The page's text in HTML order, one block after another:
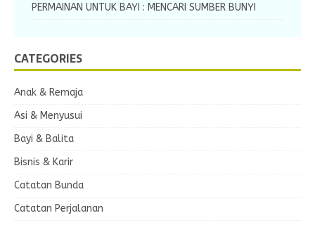
PERMAINAN UNTUK BAYI : MENCARI SUMBER BUNYI
CATEGORIES
Anak & Remaja
Asi & Menyusui
Bayi & Balita
Bisnis & Karir
Catatan Bunda
Catatan Perjalanan